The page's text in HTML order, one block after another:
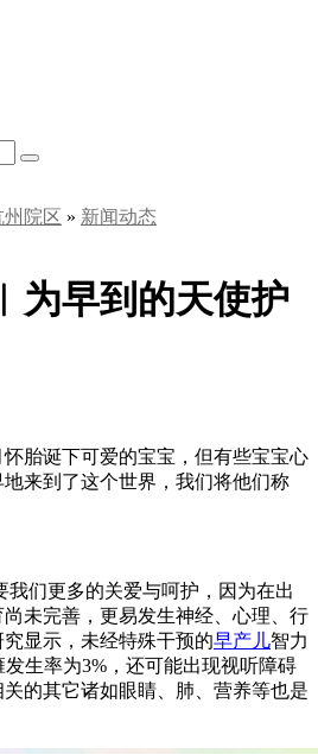
州院区 » 新闻动态
为早到的天使护
胎诞下可爱的宝宝，但有些宝宝心
来到了这个世界，我们将他们称
我们更多的关爱与呵护，因为在出
未完善，更易发生神经、心理、行
显示，未经特殊干预的早产儿智力
生率为3%，还可能出现视听障碍
的其它诸如眼睛、肺、营养等也是